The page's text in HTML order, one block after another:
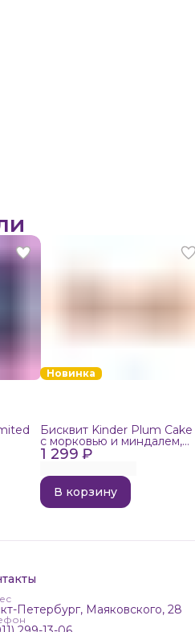
Новинка
1 299 ₽
Бисквит Kinder Plum Cake
с морковью и миндалем,
192г
В корзину
Петербург, Маяковского, 28